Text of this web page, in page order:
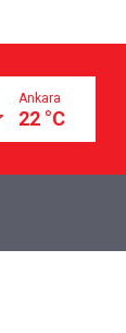
Ankara
22 °C